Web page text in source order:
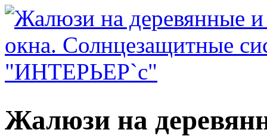
Жалюзи на